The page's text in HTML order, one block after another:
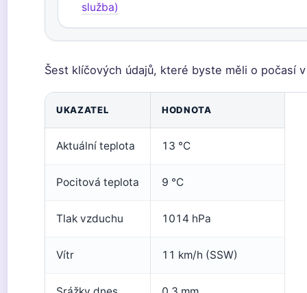
služba)
Šest klíčových údajů, které byste měli o počasí
UKAZATEL HODNOTA
Aktuální teplota 13 °C
Pocitová teplota 9 °C
Tlak vzduchu 1014 hPa
Vítr 11 km/h (SSW)